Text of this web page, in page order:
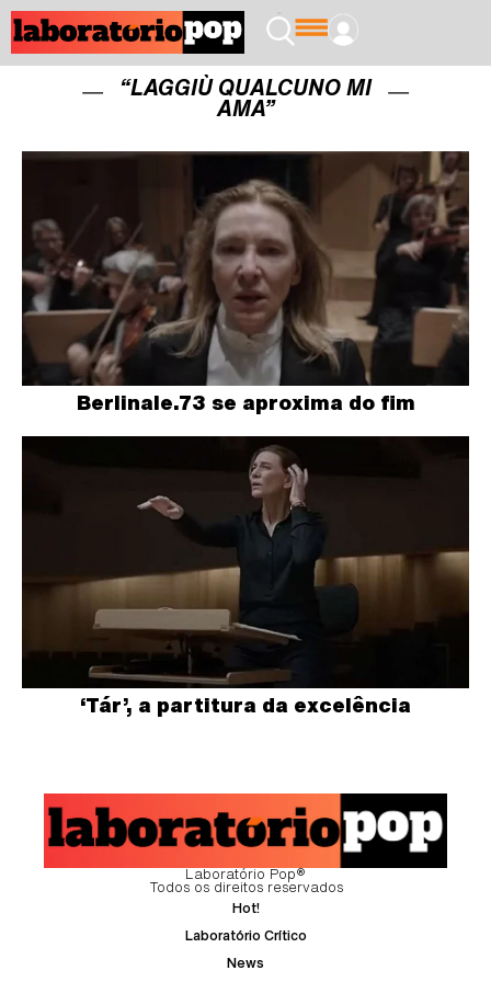
“LAGGIÙ QUALCUNO MI
AMA”
Berlinale.73 se aproxima do fim
‘Tár’, a partitura da excelência
Laboratório Pop®
Todos os direitos reservados
Hot!
Laboratório Crítico
News